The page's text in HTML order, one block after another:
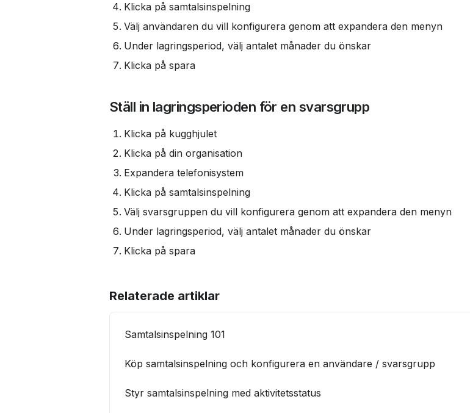
Klicka på samtalsinspelning
Välj användaren du vill konfigurera genom att expandera den menyn
Under lagringsperiod, välj antalet månader du önskar
Klicka på spara
Ställ in lagringsperioden för en svarsgrupp
Klicka på kugghjulet
Klicka på din organisation
Expandera telefonisystem
Klicka på samtalsinspelning
Välj svarsgruppen du vill konfigurera genom att expandera den menyn
Under lagringsperiod, välj antalet månader du önskar
Klicka på spara
Relaterade artiklar
Samtalsinspelning 101
Köp samtalsinspelning och konfigurera en användare / svarsgrupp
Styr samtalsinspelning med aktivitetsstatus